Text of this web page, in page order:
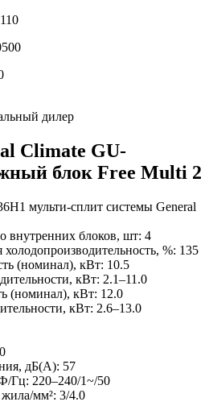
дилер
Climate GU-
блок Free Multi 2
мульти-сплит системы General
внутренних блоков, шт: 4
%: 135
(номинал), кВт: 10.5
кВт: 2.1–11.0
(номинал), кВт: 12.0
кВт: 2.6–13.0
дБ(А): 57
Гц: 220–240/1~/50
жила/мм²: 3/4.0